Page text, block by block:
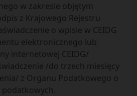
w zakresie objętym
z Krajowego Rejestru
o wpisie w CEIDG
elektronicznego lub
internetowej CEIDG/
/do trzech miesięcy
z Organu Podatkowego o
podatkowych.